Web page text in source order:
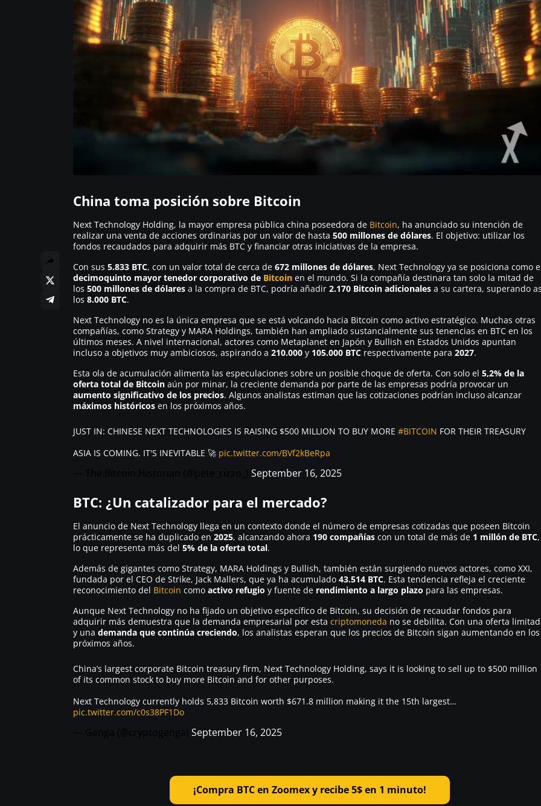
China toma posición sobre Bitcoin
Next Technology Holding, la mayor empresa pública china poseedora de Bitcoin, ha anunciado su intención de
realizar una venta de acciones ordinarias por un valor de hasta 500 millones de dólares. El objetivo: utilizar los
fondos recaudados para adquirir más BTC y financiar otras iniciativas de la empresa.
Con sus 5.833 BTC, con un valor total de cerca de 672 millones de dólares, Next Technology ya se posiciona como
decimoquinto mayor tenedor corporativo de Bitcoin en el mundo. Si la compañía destinara tan solo la mitad de
los 500 millones de dólares a la compra de BTC, podría añadir 2.170 Bitcoin adicionales a su cartera, superando
los 8.000 BTC.
Next Technology no es la única empresa que se está volcando hacia Bitcoin como activo estratégico. Muchas otras
compañías, como Strategy y MARA Holdings, también han ampliado sustancialmente sus tenencias en BTC en los
últimos meses. A nivel internacional, actores como Metaplanet en Japón y Bullish en Estados Unidos apuntan
incluso a objetivos muy ambiciosos, aspirando a 210.000 y 105.000 BTC respectivamente para 2027.
Esta ola de acumulación alimenta las especulaciones sobre un posible choque de oferta. Con solo el 5,2% de la
oferta total de Bitcoin aún por minar, la creciente demanda por parte de las empresas podría provocar un
aumento significativo de los precios. Algunos analistas estiman que las cotizaciones podrían incluso alcanzar
máximos históricos en los próximos años.
JUST IN: CHINESE NEXT TECHNOLOGIES IS RAISING $500 MILLION TO BUY MORE #BITCOIN FOR THEIR TREASURY
ASIA IS COMING. IT'S INEVITABLE 🚀 pic.twitter.com/BVf2kBeRpa
September 16, 2025
BTC: ¿Un catalizador para el mercado?
El anuncio de Next Technology llega en un contexto donde el número de empresas cotizadas que poseen Bitcoin
prácticamente se ha duplicado en 2025, alcanzando ahora 190 compañías con un total de más de 1 millón de BTC,
lo que representa más del 5% de la oferta total.
Además de gigantes como Strategy, MARA Holdings y Bullish, también están surgiendo nuevos actores, como XXI,
fundada por el CEO de Strike, Jack Mallers, que ya ha acumulado 43.514 BTC. Esta tendencia refleja el creciente
reconocimiento del Bitcoin como activo refugio y fuente de rendimiento a largo plazo para las empresas.
Aunque Next Technology no ha fijado un objetivo específico de Bitcoin, su decisión de recaudar fondos para
adquirir más demuestra que la demanda empresarial por esta criptomoneda no se debilita. Con una oferta
y una demanda que continúa creciendo, los analistas esperan que los precios de Bitcoin sigan aumentando en los
próximos años.
China’s largest corporate Bitcoin treasury firm, Next Technology Holding, says it is looking to sell up to $500 million
of its common stock to buy more Bitcoin and for other purposes.
Next Technology currently holds 5,833 Bitcoin worth $671.8 million making it the 15th largest…
pic.twitter.com/c0s38PF1Do
September 16, 2025
¡Compra BTC en Zoomex y recibe 5$ en 1 minuto!